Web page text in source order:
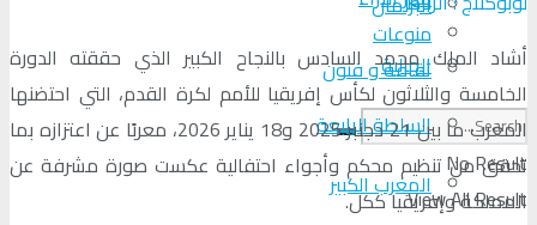
منوعات
ثقافة و فنون
No Result
View All Result
الجالية
السلطة الرابعة
المغرب الكبير
أشاد الملك محمد السادس بالنجاح الكبير الذي حققته الدورة
الخامسة والثلاثون لكأس إفريقيا للأمم لكرة القدم، التي احتضنها
المغرب ما بين 21 دجنبر 2025 و18 يناير 2026، معربًا عن اعتزازه بما
تحقق من تنظيم محكم وأجواء احتفالية عكست صورة مشرفة عن
المملكة وإفريقيا ككل.